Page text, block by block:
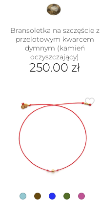
Bransoletka na szczęście z
przelotowym kwarcem
dymnym (kamień
oczyszczający)
250.00 zł
wiele
wariantów.
stronie